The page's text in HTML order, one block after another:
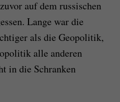
auf dem russischen
Lange war die
als die Geopolitik,
alle anderen
in die Schranken